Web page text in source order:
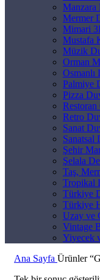
Manzara
Mermer
Mimari
Mustafa
Müzik
Orman
Osmanlı
Palmiye
Pizza
Restoran
Retro
Sanat
Sanatsal
Şehir
Şelala
Taş,
Tropikal
Türkiye
Türkiye
Uzay ve
Vintage
Yiyecek
Ana Sayfa Ürünler